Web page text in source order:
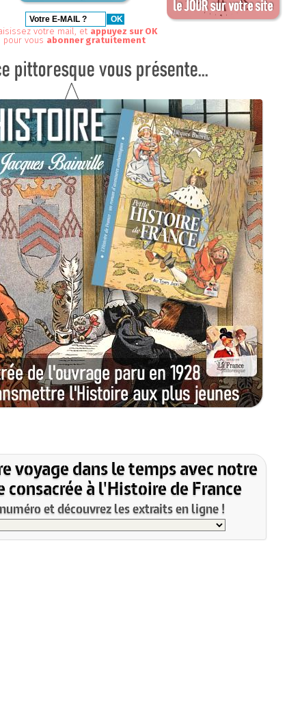
votre mail, et appuyez sur OK
pour vous abonner gratuitement
voyage dans le temps avec notre
consacrée à l'Histoire de France
et découvrez les extraits en ligne !